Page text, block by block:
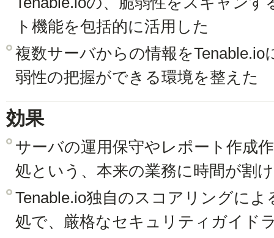
ト機能を包括的に活用した
複数サーバからの情報を
弱性の把握ができる環境を整えた
効果
サーバの運用保守やレポート作成
処という、本来の業務に時間が割
Tenable.io独自のスコアリングに
処で、厳格なセキュリティガイド